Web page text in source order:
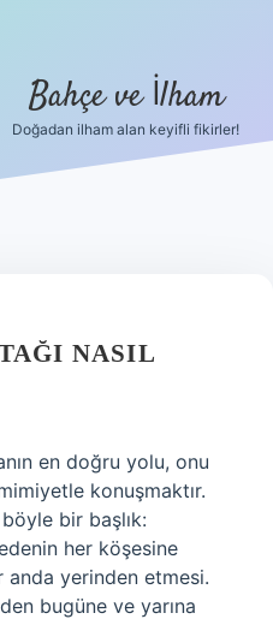
Bahçe ve İlham
Doğadan ilham alan keyifli fikirler!
NASIL
en doğru yolu, onu
konuşmaktır.
bir başlık:
her köşesine
anda yerinden etmesi.
bugüne ve yarına